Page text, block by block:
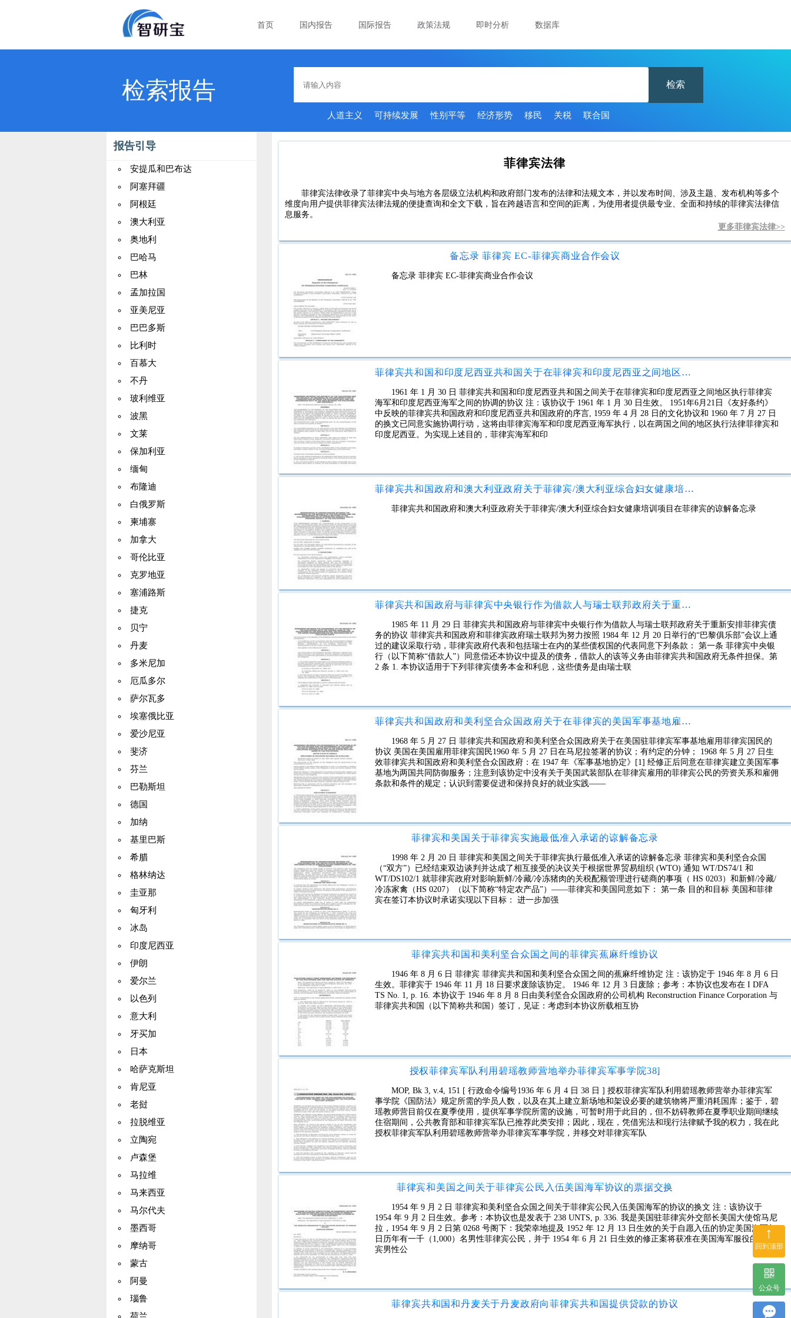
首页 国内报告 国际报告 政策法规 即时分析 数据库
检索报告 检索
人道主义 可持续发展 性别平等 经济形势 移民 关税 联合国
报告引导
安提瓜和巴布达
阿塞拜疆
阿根廷
澳大利亚
奥地利
巴哈马
巴林
孟加拉国
亚美尼亚
巴巴多斯
比利时
百慕大
不丹
玻利维亚
波黑
文莱
保加利亚
缅甸
布隆迪
白俄罗斯
柬埔寨
加拿大
哥伦比亚
克罗地亚
塞浦路斯
捷克
贝宁
丹麦
多米尼加
厄瓜多尔
萨尔瓦多
埃塞俄比亚
爱沙尼亚
斐济
芬兰
巴勒斯坦
德国
加纳
基里巴斯
希腊
格林纳达
圭亚那
匈牙利
冰岛
印度尼西亚
伊朗
爱尔兰
以色列
意大利
牙买加
日本
哈萨克斯坦
肯尼亚
老挝
拉脱维亚
立陶宛
卢森堡
马拉维
马来西亚
马尔代夫
墨西哥
摩纳哥
蒙古
阿曼
瑙鲁
菲律宾法律
菲律宾法律收录了菲律宾中央与地方各层级立法机构和政府部门发布的法律和法规文本，并以发布时间、涉及主题、发布机构等多个
维度向用户提供菲律宾法律法规的便捷查询和全文下载，旨在跨越语言和空间的距离，为使用者提供最专业、全面和持续的菲律宾法律信
息服务。
更多菲律宾法律>>
备忘录 菲律宾 EC-菲律宾商业合作会议
备忘录 菲律宾 EC-菲律宾商业合作会议
菲律宾共和国和印度尼西亚共和国关于在菲律宾和印度尼西亚之间地区执行菲律宾海军和印度尼西亚海军之间协调的协定
1961 年 1 月 30 日 菲律宾共和国和印度尼西亚共和国之间关于在菲律宾和印度尼西亚之间地区执行菲律宾
海军和印度尼西亚海军之间的协调的协议 注：该协议于 1961 年 1 月 30 日生效。 1951年6月21日《友好条约》
中反映的菲律宾共和国政府和印度尼西亚共和国政府的序言, 1959 年 4 月 28 日的文化协议和 1960 年 7 月 27 日
的换文已同意实施协调行动，这将由菲律宾海军和印度尼西亚海军执行，以在两国之间的地区执行法律菲律宾和
印度尼西亚。为实现上述目的，菲律宾海军和印
菲律宾共和国政府和澳大利亚政府关于菲律宾/澳大利亚综合妇女健康培训项目在菲律宾的谅解备忘录
菲律宾共和国政府和澳大利亚政府关于菲律宾/澳大利亚综合妇女健康培训项目在菲律宾的谅解备忘录
菲律宾共和国政府与菲律宾中央银行作为借款人与瑞士联邦政府关于重新安排菲律宾债务的协议
1985 年 11 月 29 日 菲律宾共和国政府与菲律宾中央银行作为借款人与瑞士联邦政府关于重新安排菲律宾债
务的协议 菲律宾共和国政府和菲律宾政府瑞士联邦为努力按照 1984 年 12 月 20 日举行的“巴黎俱乐部”会议上通
过的建议采取行动，菲律宾政府代表和包括瑞士在内的某些债权国的代表同意下列条款： 第一条 菲律宾中央银
行（以下简称“借款人”）同意偿还本协议中提及的债务，借款人的该等义务由菲律宾共和国政府无条件担保。第
2 条 1. 本协议适用于下列菲律宾债务本金和利息，这些债务是由瑞士联
菲律宾共和国政府和美利坚合众国政府关于在菲律宾的美国军事基地雇用菲律宾国民的协议
1968 年 5 月 27 日 菲律宾共和国政府和美利坚合众国政府关于在美国驻菲律宾军事基地雇用菲律宾国民的
协议 美国在美国雇用菲律宾国民1960 年 5 月 27 日在马尼拉签署的协议；有约定的分钟； 1968 年 5 月 27 日生
效菲律宾共和国政府和美利坚合众国政府：在 1947 年《军事基地协定》[1] 经修正后同意在菲律宾建立美国军事
基地为两国共同防御服务；注意到该协定中没有关于美国武装部队在菲律宾雇用的菲律宾公民的劳资关系和雇佣
条款和条件的规定；认识到需要促进和保持良好的就业实践——
菲律宾和美国关于菲律宾实施最低准入承诺的谅解备忘录
1998 年 2 月 20 日 菲律宾和美国之间关于菲律宾执行最低准入承诺的谅解备忘录 菲律宾和美利坚合众国
（“双方”）已经结束双边谈判并达成了相互接受的决议关于根据世界贸易组织 (WTO) 通知 WT/DS74/1 和
WT/DS102/1 就菲律宾政府对影响新鲜/冷藏/冷冻猪肉的关税配额管理进行磋商的事项（ HS 0203）和新鲜/冷藏/
冷冻家禽（HS 0207）（以下简称“特定农产品”）——菲律宾和美国同意如下： 第一条 目的和目标 美国和菲律
宾在签订本协议时承诺实现以下目标： 进一步加强
菲律宾共和国和美利坚合众国之间的菲律宾蕉麻纤维协议
1946 年 8 月 6 日 菲律宾 菲律宾共和国和美利坚合众国之间的蕉麻纤维协定 注：该协定于 1946 年 8 月 6 日
生效。菲律宾于 1946 年 11 月 18 日要求废除该协定。 1946 年 12 月 3 日废除；参考：本协议也发布在 I DFA
TS No. 1, p. 16. 本协议于 1946 年 8 月 8 日由美利坚合众国政府的公司机构 Reconstruction Finance Corporation 与
菲律宾共和国（以下简称共和国）签订，见证：考虑到本协议所载相互协
授权菲律宾军队利用碧瑶教师营地举办菲律宾军事学院38]
MOP, Bk 3, v.4, 151 [ 行政命令编号1936 年 6 月 4 日 38 日 ] 授权菲律宾军队利用碧瑶教师营举办菲律宾军
事学院《国防法》规定所需的学员人数，以及在其上建立新场地和架设必要的建筑物将严重消耗国库；鉴于，碧
瑶教师营目前仅在夏季使用，提供军事学院所需的设施，可暂时用于此目的，但不妨碍教师在夏季职业期间继续
住宿期间，公共教育部和菲律宾军队已推荐此类安排；因此，现在，凭借宪法和现行法律赋予我的权力，我在此
授权菲律宾军队利用碧瑶教师营举办菲律宾军事学院，并移交对菲律宾军队
菲律宾和美国之间关于菲律宾公民入伍美国海军协议的票据交换
1954 年 9 月 2 日 菲律宾和美利坚合众国之间关于菲律宾公民入伍美国海军的协议的换文 注：该协议于
1954 年 9 月 2 日生效。参考：本协议也是发表于 238 UNTS, p. 336. 我是美国驻菲律宾外交部长美国大使馆马尼
拉，1954 年 9 月 2 日第 0268 号阁下：我荣幸地提及 1952 年 12 月 13 日生效的关于自愿入伍的协定美国海军每
日历年有一千（1,000）名男性菲律宾公民，并于 1954 年 6 月 21 日生效的修正案将获准在美国海军服役的菲律
宾男性公
菲律宾共和国和丹麦关于丹麦政府向菲律宾共和国提供贷款的协议
↑
回到顶部
公众号